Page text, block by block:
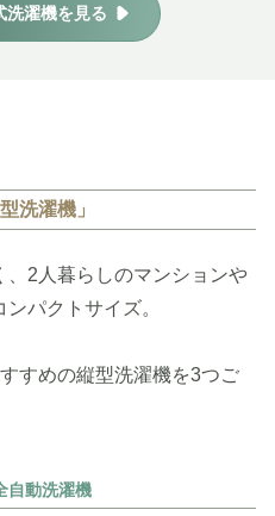
洗濯機を見る
洗濯機」
2人暮らしのマンションや
パクトサイズ。
すめの縦型洗濯機を3つご
自動洗濯機